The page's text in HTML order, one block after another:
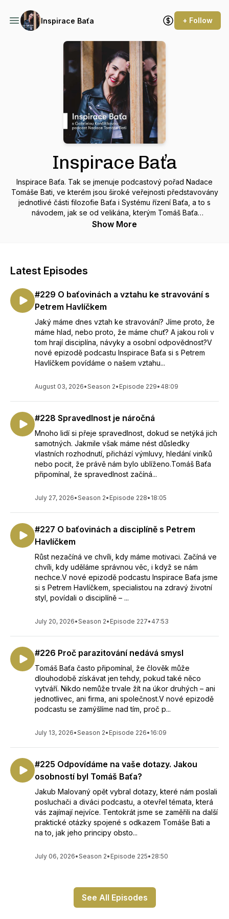
Inspirace Baťa + Follow
Inspirace Baťa
Inspirace Baťa. Tak se jmenuje podcastový pořad Nadace
Tomáše Bati, ve kterém jsou široké veřejnosti představovány
jednotlivé části filozofie Baťa i Systému řízení Baťa, a to s
návodem, jak se od velikána, kterým Tomáš Baťa
jednoznačně byl, můžeme inspirovat v současné době. Baťa
Show More
Latest Episodes
#229 O baťovinách a vztahu ke stravování s
Petrem Havlíčkem
Jaký máme dnes vztah ke stravování? Jíme proto, že
máme hlad, nebo proto, že máme chuť? A jakou roli v
tom hrají disciplína, návyky a osobní odpovědnost?V
nové epizodě podcastu Inspirace Baťa si s Petrem
Havlíčkem povídáme o našem vztahu...
August 03, 2026•Season 2• Episode 229• 48:09
#228 Spravedlnost je náročná
Mnoho lidí si přeje spravedlnost, dokud se netýká jich
samotných. Jakmile však máme nést důsledky
vlastních rozhodnutí, přichází výmluvy, hledání viníků
nebo pocit, že právě nám bylo ublíženo.Tomáš Baťa
připomínal, že spravedlnost začíná...
July 27, 2026•Season 2• Episode 228• 18:05
#227 O baťovinách a disciplíně s Petrem
Havlíčkem
Růst nezačíná ve chvíli, kdy máme motivaci. Začíná ve
chvíli, kdy uděláme správnou věc, i když se nám
nechce.V nové epizodě podcastu Inspirace Baťa jsme
si s Petrem Havlíčkem, specialistou na zdravý životní
styl, povídali o disciplíně – ...
July 20, 2026•Season 2• Episode 227• 47:53
#226 Proč parazitování nedává smysl
Tomáš Baťa často připomínal, že člověk může
dlouhodobě získávat jen tehdy, pokud také něco
vytváří. Nikdo nemůže trvale žít na úkor druhých – ani
jednotlivec, ani firma, ani společnost.V nové epizodě
podcastu se zamýšlíme nad tím, proč p...
July 13, 2026•Season 2• Episode 226• 16:09
#225 Odpovídáme na vaše dotazy. Jakou
osobností byl Tomáš Baťa?
Jakub Malovaný opět vybral dotazy, které nám poslali
posluchači a diváci podcastu, a otevřel témata, která
vás zajímají nejvíce. Tentokrát jsme se zaměřili na další
praktické otázky spojené s odkazem Tomáše Bati a
na to, jak jeho principy obsto...
July 06, 2026•Season 2• Episode 225• 28:50
See All Episodes